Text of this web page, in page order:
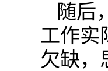
随后
工作实
欠缺，